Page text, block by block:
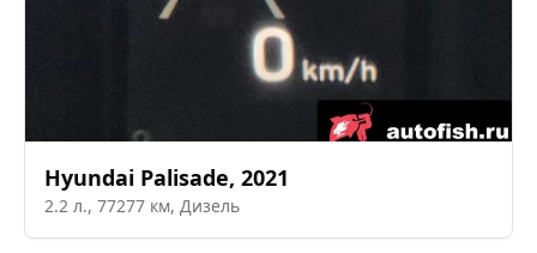
Hyundai Palisade, 2021
2.2 л., 77277 км, Дизель